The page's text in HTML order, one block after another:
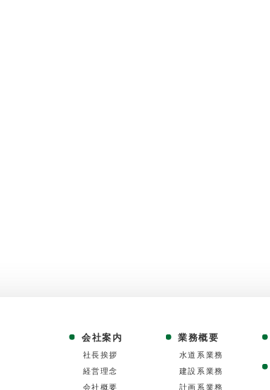
会社案内
社⻑挨拶
経営理念
会社概要
業務概要
⽔道系業務
建設系業務
計画系業務